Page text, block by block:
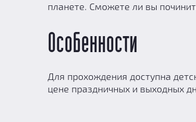
планете. Сможете ли вы
Особенности
Для прохождения доступна
цене праздничных и выходных